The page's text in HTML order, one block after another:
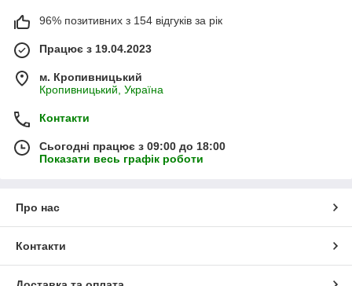
96% позитивних з 154 відгуків за рік
Працює з 19.04.2023
м. Кропивницький
Кропивницький, Україна
Контакти
Сьогодні працює з 09:00 до 18:00
Показати весь графік роботи
Про нас
Контакти